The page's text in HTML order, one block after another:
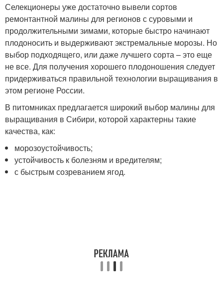
Селекционеры уже достаточно вывели сортов
ремонтантной малины для регионов с суровыми и
продолжительными зимами, которые быстро начинают
плодоносить и выдерживают экстремальные морозы. Но
выбор подходящего, или даже лучшего сорта – это еще
не все. Для получения хорошего плодоношения следует
придерживаться правильной технологии выращивания в
этом регионе России.
В питомниках предлагается широкий выбор малины для
выращивания в Сибири, которой характерны такие
качества, как:
морозоустойчивость;
устойчивость к болезням и вредителям;
с быстрым созреванием ягод.